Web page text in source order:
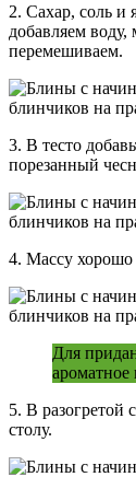
2. Сахар, соль и
добавляем воду,
перемешиваем.
3. В тесто
порезанный
4. Массу хорошо
Для
ароматное
5. В разогретой
столу.